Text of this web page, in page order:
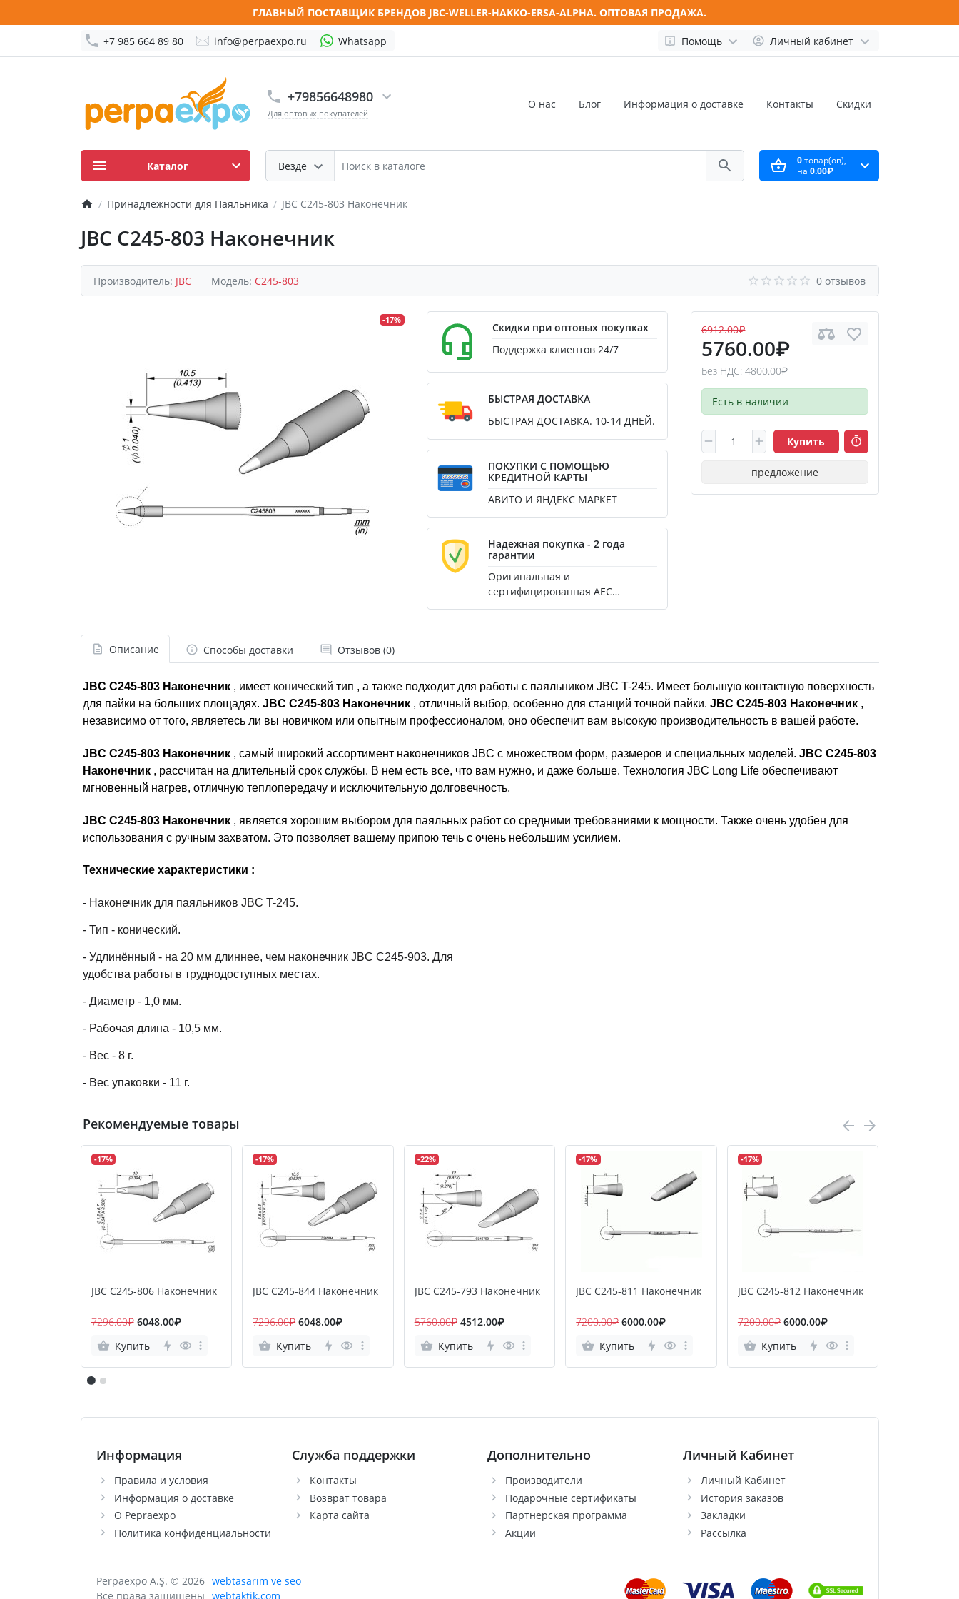
ГЛАВНЫЙ ПОСТАВЩИК БРЕНДОВ JBC-WELLER-HAKKO-ERSA-ALPHA. ОПТОВАЯ ПРОДАЖА.
+7 985 664 89 80 info@perpaexpo.ru Whatsapp Помощь Личный кабинет
+79856648980
Для оптовых покупателей
Везде
О нас Блог Информация о доставке Контакты Скидки
0товар(ов),
на 0.00₽
Каталог
Принадлежности для Паяльника JBC C245-803 Наконечник
JBC C245-803 Наконечник
Производитель: JBC Модель: C245-803 0 отзывов
-17%
6912.00₽
5760.00₽
Без НДС: 4800.00₽
Есть в наличии
Купить
предложение
Скидки при оптовых покупках
Поддержка клиентов 24/7
БЫСТРАЯ ДОСТАВКА
БЫСТРАЯ ДОСТАВКА. 10-14 ДНЕЙ.
ПОКУПКИ С ПОМОЩЬЮ
КРЕДИТНОЙ КАРТЫ
АВИТО И ЯНДЕКС МАРКЕТ
Надежная покупка - 2 года
гарантии
Оригинальная и
сертифицированная AEC
продукция
Описание Способы доставки Отзывов (0)
JBC C245-803 Наконечник , имеет конический тип , а также подходит для работы с паяльником JBC T-245. Имеет большую контактную поверхность
для пайки на больших площадях. JBC C245-803 Наконечник , отличный выбор, особенно для станций точной пайки. JBC C245-803 Наконечник ,
независимо от того, являетесь ли вы новичком или опытным профессионалом, оно обеспечит вам высокую производительность в вашей работе.
JBC C245-803 Наконечник , самый широкий ассортимент наконечников JBC с множеством форм, размеров и специальных моделей. JBC C245-803
Наконечник , рассчитан на длительный срок службы. В нем есть все, что вам нужно, и даже больше. Технология JBC Long Life обеспечивают
мгновенный нагрев, отличную теплопередачу и исключительную долговечность.
JBC C245-803 Наконечник , является хорошим выбором для паяльных работ со средними требованиями к мощности. Также очень удобен для
использования с ручным захватом. Это позволяет вашему припою течь с очень небольшим усилием.
Технические характеристики :
- Наконечник для паяльников JBC T-245.
- Тип - конический.
- Удлинённый - на 20 мм длиннее, чем наконечник JBC C245-903. Для
удобства работы в труднодоступных местах.
- Диаметр - 1,0 мм.
- Рабочая длина - 10,5 мм.
- Вес - 8 г.
- Вес упаковки - 11 г.
Рекомендуемые товары
-17%
JBC C245-806 Наконечник
7296.00₽ 6048.00₽
Купить
-17%
JBC C245-844 Наконечник
7296.00₽ 6048.00₽
Купить
-22%
JBC C245-793 Наконечник
5760.00₽ 4512.00₽
Купить
-17%
JBC C245-811 Наконечник
7200.00₽ 6000.00₽
Купить
-17%
JBC C245-812 Наконечник
7200.00₽ 6000.00₽
Купить
Информация
Правила и условия
Информация о доставке
О Pepraexpo
Политика конфиденциальности
Служба поддержки
Контакты
Возврат товара
Карта сайта
Дополнительно
Производители
Подарочные сертификаты
Партнерская программа
Акции
Личный Кабинет
Личный Кабинет
История заказов
Закладки
Рассылка
Perpaexpo A.Ş. © 2026
Все права защищены
webtasarım ve seo
webtaktik.com